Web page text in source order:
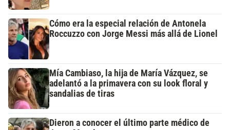
Cómo era la especial relación de Antonela
Roccuzzo con Jorge Messi más allá de Lionel
Mía Cambiaso, la hija de María Vázquez, se
adelantó a la primavera con su look floral y
sandalias de tiras
Dieron a conocer el último parte médico de